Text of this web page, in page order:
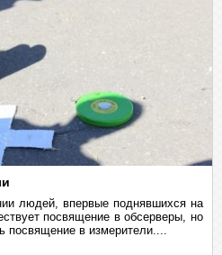
людей, впервые поднявшихся на
посвящение в обсерверы, но
посвящение в измерители....